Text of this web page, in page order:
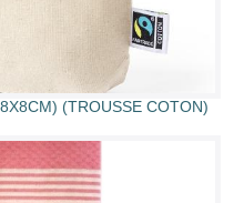
(TROUSSE COTON)